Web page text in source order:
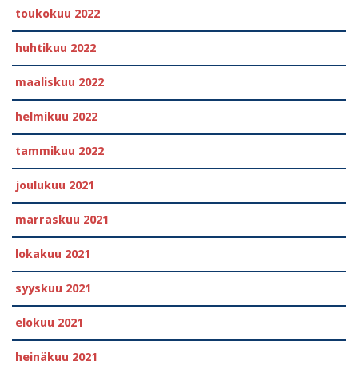
toukokuu 2022
huhtikuu 2022
maaliskuu 2022
helmikuu 2022
tammikuu 2022
joulukuu 2021
marraskuu 2021
lokakuu 2021
syyskuu 2021
elokuu 2021
heinäkuu 2021